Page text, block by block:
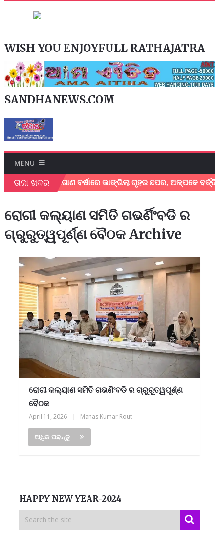
WISH YOU ENJOYFULL RATHAJATRA
SANDHANEWS.COM
MENU
ତାଜା ଖବର
ସଫଳ ଲଗାଣ ବର୍ଷାରେ ଭାଙ୍ଗିଲା ଗୃହର ଛପର, ଅଳ୍ପକେ ବର୍ତ୍ତିଲେ
ରୋଗୀ କଲ୍ୟାଣ ସମିତି ଗଭର୍ଣିଂବଡି ର
ଗ୍ରୁରୁତ୍ୱପୂର୍ଣ୍ଣ ବୈଠକ Archive
ରୋଗୀ କଲ୍ୟାଣ ସମିତି ଗଭର୍ଣିଂବଡି ର ଗ୍ରୁରୁତ୍ୱପୂର୍ଣ୍ଣ
ବୈଠକ
April 11, 2026 Manas Kumar Rout
ଅଧିକ ପଢନ୍ତୁ
HAPPY NEW YEAR-2024